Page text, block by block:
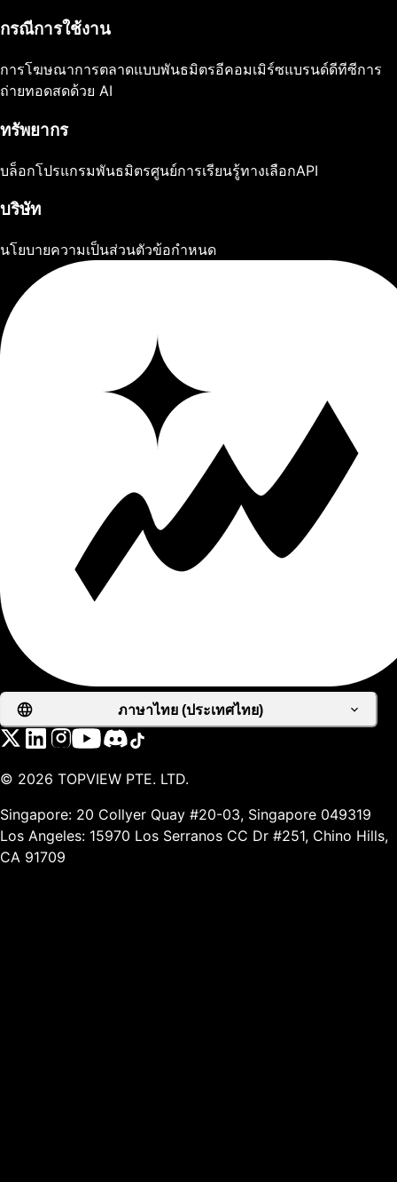
กรณีการใช้งาน
การโฆษณาการตลาดแบบพันธมิตรอีคอมเมิร์ซแบรนด์ดีทีซีการ
ถ่ายทอดสดด้วย AI
ทรัพยากร
บล็อกโปรแกรมพันธมิตรศูนย์การเรียนรู้ทางเลือกAPI
บริษัท
นโยบายความเป็นส่วนตัวข้อกำหนด
ภาษาไทย (ประเทศไทย)
© 2026 TOPVIEW PTE. LTD.
Singapore: 20 Collyer Quay #20-03, Singapore 049319
Los Angeles: 15970 Los Serranos CC Dr #251, Chino Hills,
CA 91709